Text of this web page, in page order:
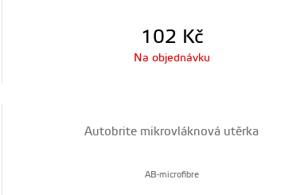
102 Kč
Na objednávku
Autobrite mikrovláknová utěrka
AB-microfibre